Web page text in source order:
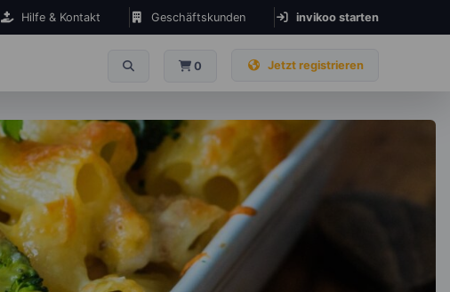
Hilfe & Kontakt Geschäftskunden invikoo starten
0 Jetzt registrieren